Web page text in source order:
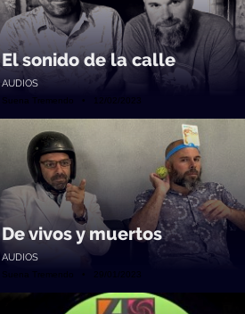
El sonido de la calle
AUDIOS
Suena Tremendo • 12/02/2023
De vivos y muertos
AUDIOS
Suena Tremendo • 29/01/2023